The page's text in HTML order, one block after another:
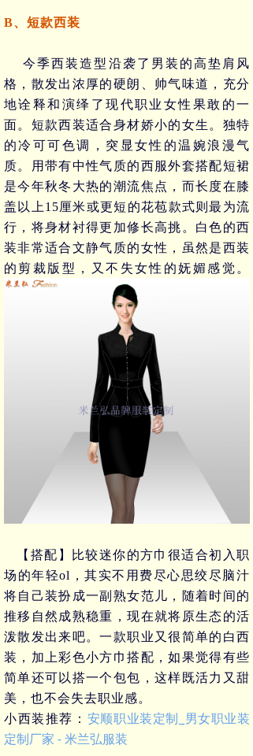
B、短款西装
今季西装造型沿袭了男装的高垫肩风
格，散发出浓厚的硬朗、帅气味道，充分
地诠释和演绎了现代职业女性果敢的一
面。短款西装适合身材娇小的女生。独特
的冷可可色调，突显女性的温婉浪漫气
质。用带有中性气质的西服外套搭配短裙
是今年秋冬大热的潮流焦点，而长度在膝
盖以上 15厘米或更短的花苞款式则最为流
行，将身材衬得更加修长高挑。白色的西
装非常适合文静气质的女性，虽然是西装
的剪裁版型，又不失女性的妩媚感觉。
【搭配】比较迷你的方巾很适合初入职
场的年轻ol ，其实不用费尽心思绞尽脑汁
将自己装扮成一副熟女范儿，随着时间的
推移自然成熟稳重，现在就将原生态的活
泼散发出来吧。一款职业又很简单的白西
装，加上彩色小方巾搭配，如果觉得有些
简单还可以搭一个包包，这样既活力又甜
美，也不会失去职业感。
小西装推荐： 安顺职业装定制_男女职业装
定制厂家 - 米兰弘服装